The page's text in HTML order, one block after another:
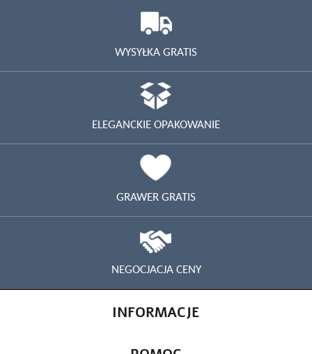
WYSYŁKA GRATIS
ELEGANCKIE OPAKOWANIE
GRAWER GRATIS
NEGOCJACJA CENY
INFORMACJE